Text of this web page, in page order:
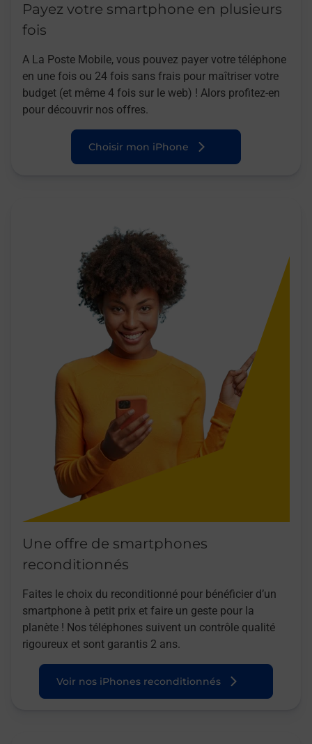
Payez votre smartphone en plusieurs
fois
A La Poste Mobile, vous pouvez payer votre téléphone
en une fois ou 24 fois sans frais pour maîtriser votre
budget (et même 4 fois sur le web) ! Alors profitez-en
pour découvrir nos offres.
Choisir mon iPhone
Une offre de smartphones
reconditionnés
Faites le choix du reconditionné pour bénéficier d’un
smartphone à petit prix et faire un geste pour la
planète ! Nos téléphones suivent un contrôle qualité
rigoureux et sont garantis 2 ans.
Voir nos iPhones reconditionnés